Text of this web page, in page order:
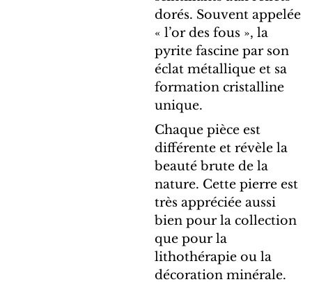
dorés. Souvent appelée
« l’or des fous », la
pyrite fascine par son
éclat métallique et sa
formation cristalline
unique.
Chaque pièce est
différente et révèle la
beauté brute de la
nature. Cette pierre est
très appréciée aussi
bien pour la collection
que pour la
lithothérapie ou la
décoration minérale.